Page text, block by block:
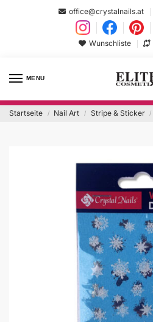
office@crystalnails.at
Wunschliste
MENU
Startseite / Nail Art / Stripe & Sticker /